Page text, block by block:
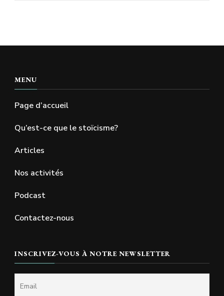
MENU
Page d’accueil
Qu’est-ce que le stoïcisme?
Articles
Nos activités
Podcast
Contactez-nous
INSCRIVEZ-VOUS À NOTRE NEWSLETTER